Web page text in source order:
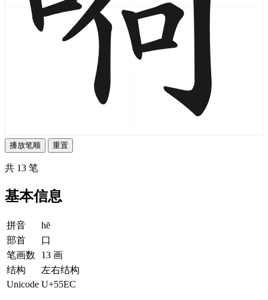
播放笔顺 重置
共 13 笔
基本信息
拼音
hē
部首
口
笔画数
13 画
结构
左右结构
Unicode U+55EC